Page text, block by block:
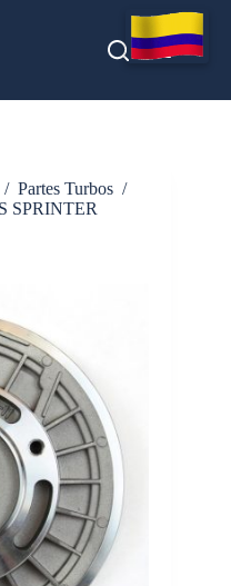
/ Partes Turbos /
SPRINTER